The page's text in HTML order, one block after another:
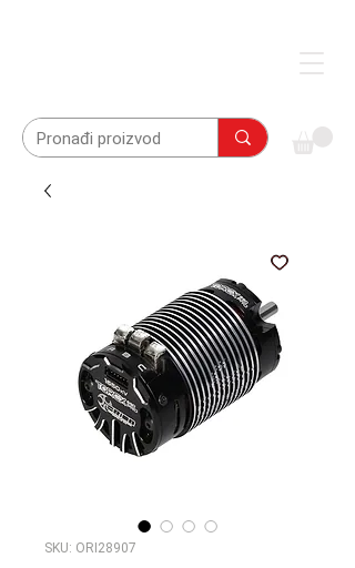
SKU: ORI28907